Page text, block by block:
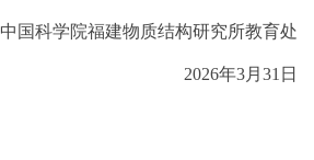
中国科学院福建物质结构研究所教育处
2026年3月31日